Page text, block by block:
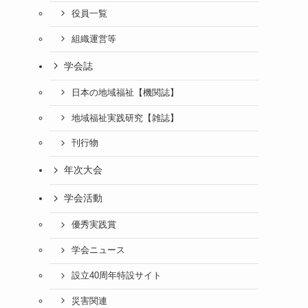
役員一覧
組織運営等
学会誌
日本の地域福祉【機関誌】
地域福祉実践研究【雑誌】
刊行物
年次大会
学会活動
優秀実践賞
学会ニュース
設立40周年特設サイト
災害関連